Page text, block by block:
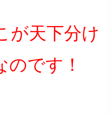
が天下分け
のです！